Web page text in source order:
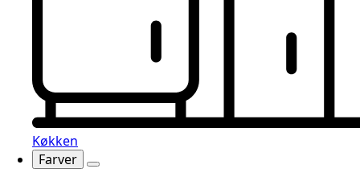
Køkken
Farver